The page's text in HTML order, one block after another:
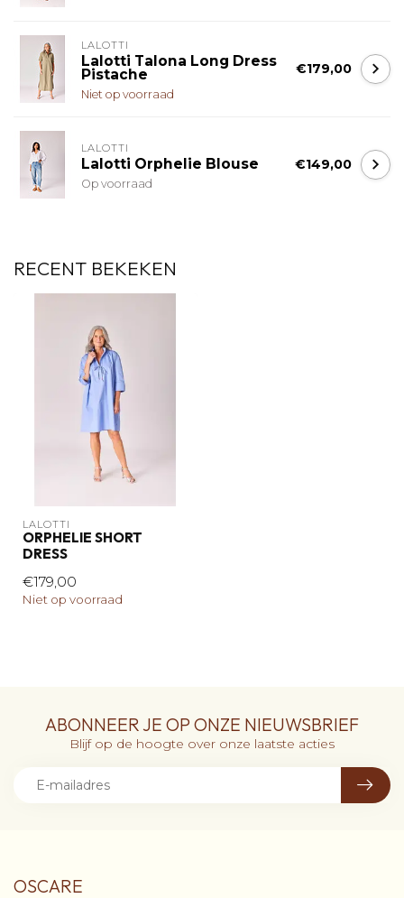
LALOTTI
Lalotti Talona Long Dress
Pistache
Niet op voorraad
€179,00
LALOTTI
Lalotti Orphelie Blouse
Op voorraad
€149,00
RECENT BEKEKEN
LALOTTI
ORPHELIE SHORT
DRESS
€179,00
Niet op voorraad
ABONNEER JE OP ONZE NIEUWSBRIEF
Blijf op de hoogte over onze laatste acties
OSCARE